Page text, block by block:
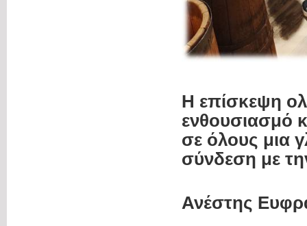
Η επίσκεψη
ενθουσιασμό
σε όλους μια
σύνδεση με
Ανέστης